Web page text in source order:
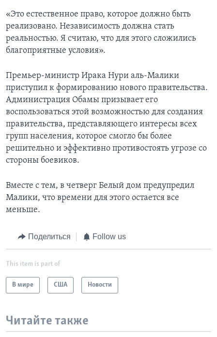
«Это естественное право, которое должно быть
реализовано. Независимость должна стать
реальностью. Я считаю, что для этого сложились
благоприятные условия».
Премьер-министр Ирака Нури аль-Малики
приступил к формированию нового правительства.
Администрация Обамы призывает его
воспользоваться этой возможностью для создания
правительства, представляющего интересы всех
групп населения, которое смогло бы более
решительно и эффективно противостоять угрозе со
стороны боевиков.
Вместе с тем, в четверг Белый дом предупредил
Малики, что времени для этого остается все
меньше.
Поделиться Follow us
This item is part of
В мире США Новости
Читайте также